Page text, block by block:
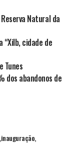
Natural da
“Xilb, cidade de
Tunes
dos abandonos de
inauguração